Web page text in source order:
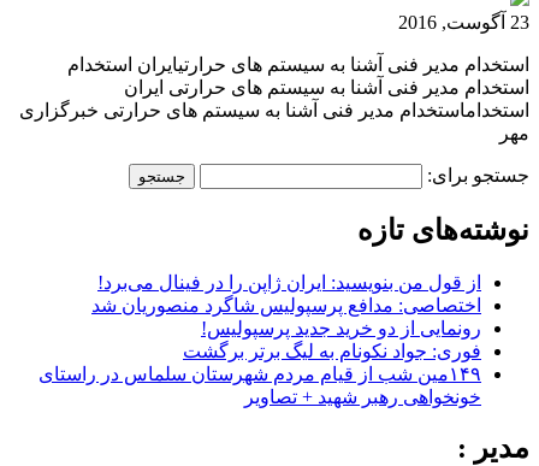
23 آگوست, 2016
استخدام مدیر فنی آشنا به سیستم های حرارتیایران استخدام
استخدام مدیر فنی آشنا به سیستم های حرارتی ایران
استخداماستخدام مدیر فنی آشنا به سیستم های حرارتی خبرگزاری
مهر
جستجو برای:
نوشته‌های تازه
از قول من بنویسید: ایران ژاپن را در فینال می‌برد!
اختصاصی: مدافع پرسپولیس شاگرد منصوریان شد
رونمایی از دو خرید جدید پرسپولیس!
فوری: جواد نکونام به لیگ برتر برگشت
۱۴۹مین شب از قیام مردم شهرستان سلماس در راستای
خونخواهی رهبر شهید + تصاویر
مدیر :